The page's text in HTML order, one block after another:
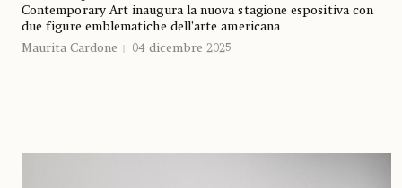
Contemporary Art inaugura la nuova stagione espositiva con
due figure emblematiche dell’arte americana
Maurita Cardone
04 dicembre 2025